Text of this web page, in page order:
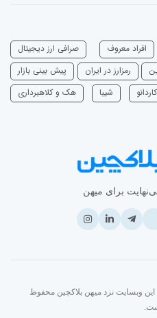
افراد معروف
صرافی ارز دیجیتال
رمزارز در ایران
پیش بینی بازار
‌کاردانو شیبا هک و کلاهبرداری
برای میهن
این وبسایت نزد میهن بلاکچین محفوظ